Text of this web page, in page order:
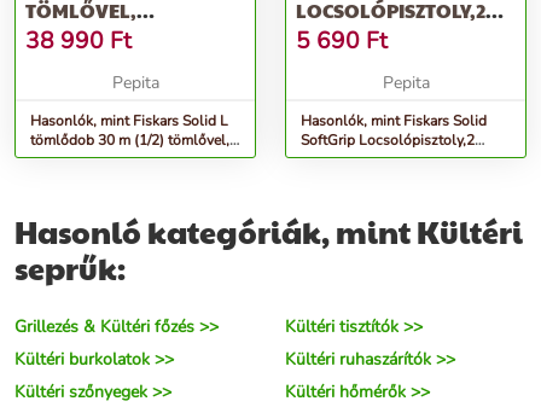
TÖMLŐVEL,
TARTOZÉKOKKAL
(TARTÓ NÉLK)
38 990 Ft
Pepita
Hasonlók, mint Fiskars Solid L
tömlődob 30 m (1/2) tömlővel,
tartozékokkal (tartó nélk)
LOCSOLÓPISZTOLY,2
FUNKCIÓS
5 690 Ft
Pepita
Hasonlók, mint Fiskars Solid
SoftGrip Locsolópisztoly,2
funkciós
Hasonló kategóriák, mint Kültéri
seprűk:
Grillezés & Kültéri főzés >>
Kültéri tisztítók >>
Kültéri burkolatok >>
Kültéri ruhaszárítók >>
Kültéri szőnyegek >>
Kültéri hőmérők >>